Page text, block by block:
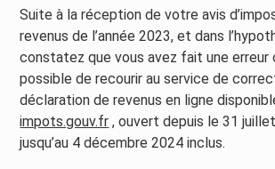
Suite à la réception de votre avis
revenus de l’année 2023, et dans
constatez que vous avez fait une erreur
possible de recourir au service de
déclaration de revenus en ligne
impots.gouv.fr , ouvert depuis le 31
jusqu’au 4 décembre 2024 inclus.